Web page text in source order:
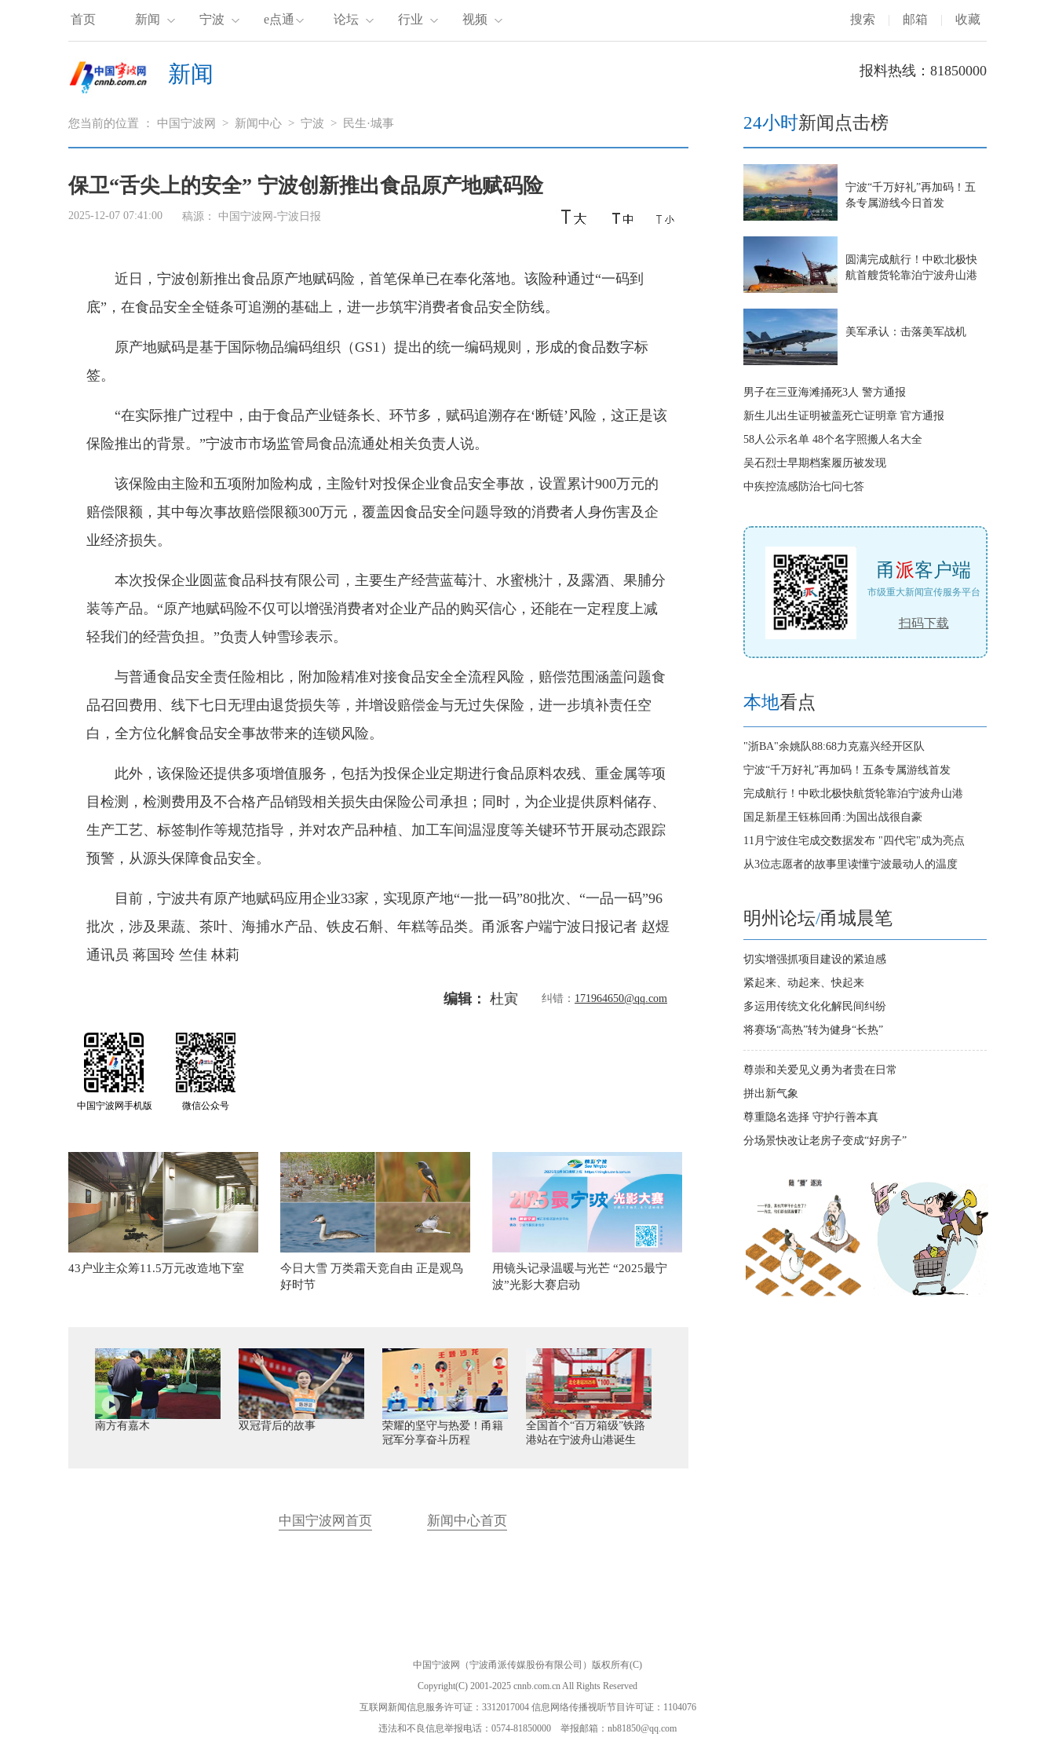
首页 新闻 宁波 e点通 论坛 行业 视频 搜索 | 邮箱 | 收藏
新闻 报料热线：81850000
您当前的位置 ： 中国宁波网 > 新闻中心 > 宁波 > 民生·城事
保卫“舌尖上的安全” 宁波创新推出食品原产地赋码险
2025-12-07 07:41:00 稿源： 中国宁波网-宁波日报
近日，宁波创新推出食品原产地赋码险，首笔保单已在奉化落地。该险种通过“一码到
底”，在食品安全全链条可追溯的基础上，进一步筑牢消费者食品安全防线。
原产地赋码是基于国际物品编码组织（GS1）提出的统一编码规则，形成的食品数字标
签。
“在实际推广过程中，由于食品产业链条长、环节多，赋码追溯存在‘断链’风险，这正是该
保险推出的背景。”宁波市市场监管局食品流通处相关负责人说。
该保险由主险和五项附加险构成，主险针对投保企业食品安全事故，设置累计900万元的
赔偿限额，其中每次事故赔偿限额300万元，覆盖因食品安全问题导致的消费者人身伤害及企
业经济损失。
本次投保企业圆蓝食品科技有限公司，主要生产经营蓝莓汁、水蜜桃汁，及露酒、果脯分
装等产品。“原产地赋码险不仅可以增强消费者对企业产品的购买信心，还能在一定程度上减
轻我们的经营负担。”负责人钟雪珍表示。
与普通食品安全责任险相比，附加险精准对接食品安全全流程风险，赔偿范围涵盖问题食
品召回费用、线下七日无理由退货损失等，并增设赔偿金与无过失保险，进一步填补责任空
白，全方位化解食品安全事故带来的连锁风险。
此外，该保险还提供多项增值服务，包括为投保企业定期进行食品原料农残、重金属等项
目检测，检测费用及不合格产品销毁相关损失由保险公司承担；同时，为企业提供原料储存、
生产工艺、标签制作等规范指导，并对农产品种植、加工车间温湿度等关键环节开展动态跟踪
预警，从源头保障食品安全。
目前，宁波共有原产地赋码应用企业33家，实现原产地“一批一码”80批次、“一品一码”96
批次，涉及果蔬、茶叶、海捕水产品、铁皮石斛、年糕等品类。甬派客户端宁波日报记者 赵煜
通讯员 蒋国玲 竺佳 林莉
编辑： 杜寅 纠错： 171964650@qq.com
中国宁波网手机版 微信公众号
43户业主众筹11.5万元改造地下室
今日大雪 万类霜天竞自由 正是观鸟
好时节
用镜头记录温暖与光芒 “2025最宁
波”光影大赛启动
南方有嘉木 双冠背后的故事
荣耀的坚守与热爱！甬籍
冠军分享奋斗历程
全国首个“百万箱级”铁路
港站在宁波舟山港诞生
中国宁波网首页 新闻中心首页
24小时新闻点击榜
宁波“千万好礼”再加码！五
条专属游线今日首发
圆满完成航行！中欧北极快
航首艘货轮靠泊宁波舟山港
美军承认：击落美军战机
男子在三亚海滩捅死3人 警方通报
新生儿出生证明被盖死亡证明章 官方通报
58人公示名单 48个名字照搬人名大全
吴石烈士早期档案履历被发现
中疾控流感防治七问七答
甬派客户端
市级重大新闻宣传服务平台
扫码下载
本地看点
"浙BA"余姚队88:68力克嘉兴经开区队
宁波“千万好礼”再加码！五条专属游线首发
完成航行！中欧北极快航货轮靠泊宁波舟山港
国足新星王钰栋回甬:为国出战很自豪
11月宁波住宅成交数据发布 "四代宅"成为亮点
从3位志愿者的故事里读懂宁波最动人的温度
明州论坛/甬城晨笔
切实增强抓项目建设的紧迫感
紧起来、动起来、快起来
多运用传统文化化解民间纠纷
将赛场“高热”转为健身“长热”
尊崇和关爱见义勇为者贵在日常
拼出新气象
尊重隐名选择 守护行善本真
分场景快改让老房子变成“好房子”
中国宁波网（宁波甬派传媒股份有限公司）版权所有(C)
Copyright(C) 2001-2025 cnnb.com.cn All Rights Reserved
互联网新闻信息服务许可证：3312017004 信息网络传播视听节目许可证：1104076
违法和不良信息举报电话：0574-81850000 举报邮箱：nb81850@qq.com